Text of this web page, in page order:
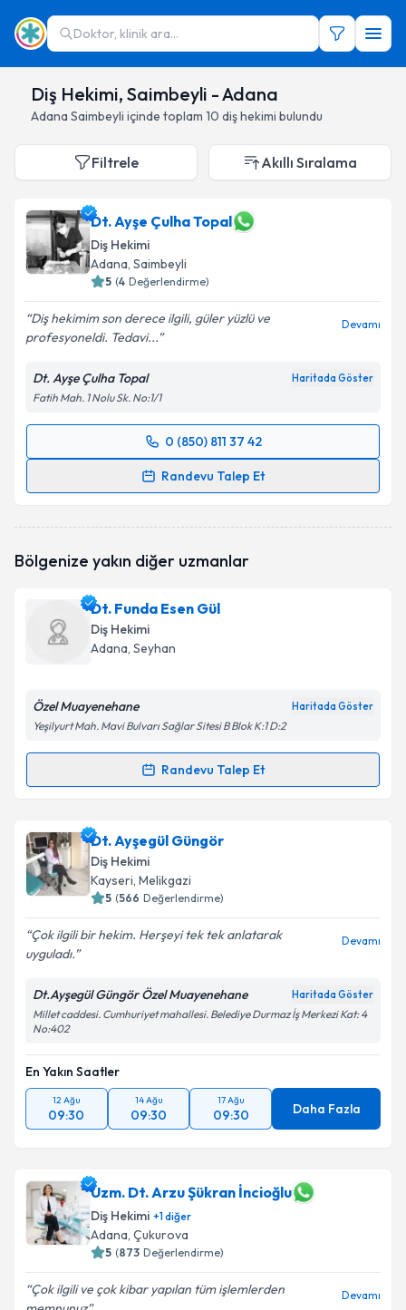
Doktor, klinik ara...
Diş Hekimi, Saimbeyli - Adana
Adana Saimbeyli içinde toplam 10 diş hekimi bulundu
Filtrele Akıllı Sıralama
Dt. Ayşe Çulha Topal
Diş Hekimi
Adana, Saimbeyli
5 (4 Değerlendirme)
Diş hekimim son derece ilgili, güler yüzlü ve
profesyoneldi. Tedavi...
Devamı
Dt. Ayşe Çulha Topal Haritada Göster
Fatih Mah. 1 Nolu Sk. No:1/1
0 (850) 811 37 42
Randevu Talep Et
Randevu Takvimi Talebi
oluşturun. Size bu uzmandan randevu almanız için bir
kapsamda işlenmesini kabul ediyorum.
Takvim Talebini Gönder
Bölgenize yakın diğer uzmanlar
Dt. Funda Esen Gül
Diş Hekimi
Adana, Seyhan
Özel Muayenehane Haritada Göster
Yeşilyurt Mah. Mavi Bulvarı Sağlar Sitesi B Blok K:1 D:2
Randevu Talep Et
Randevu Takvimi Talebi
Dt. Funda Esen Güliçin randevu takvimi talebi
oluşturun. Size bu uzmandan randevu almanız için bir
takvim hazırlandığında e-posta ile bilgilendireceğiz.
Kişisel verilerimin işlenmesine ilişkin
Aydınlatma
Metni'ni okudum ve kişisel verilerimin belirtilen
Takvim Talebini Gönder
Dt. Ayşegül Güngör
Diş Hekimi
Kayseri, Melikgazi
5 (566 Değerlendirme)
Çok ilgili bir hekim. Herşeyi tek tek anlatarak
uyguladı.
Devamı
Dt.Ayşegül Güngör Özel Muayenehane Haritada Göster
Millet caddesi. Cumhuriyet mahallesi. Belediye Durmaz İş Merkezi Kat: 4
No:402
En Yakın Saatler
12 Ağu
09:30
14 Ağu
09:30
17 Ağu
09:30 Daha Fazla
Uzm. Dt. Arzu Şükran İncioğlu
Diş Hekimi +1diğer
Adana, Çukurova
5 (873 Değerlendirme)
Çok ilgili ve çok kibar yapılan tüm işlemlerden
Devamı